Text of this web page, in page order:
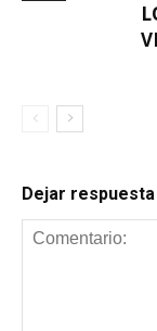
Dejar respuesta